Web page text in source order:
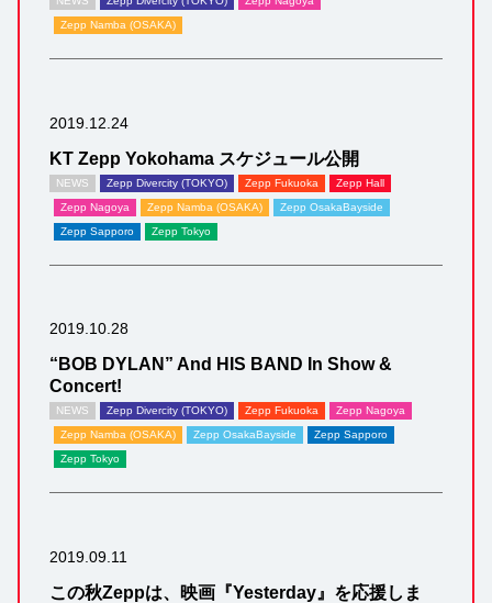
Zepp Namba (OSAKA)
2019.12.24
NEWS Zepp Divercity (TOKYO) Zepp Fukuoka
Zepp Hall
Zepp Nagoya
Zepp Namba (OSAKA)
Zepp OsakaBayside
Zepp Sapporo
Zepp Tokyo
KT Zepp Yokohama スケジュール公開
2019.10.28
NEWS Zepp Divercity (TOKYO) Zepp Fukuoka
Zepp Nagoya
Zepp Namba (OSAKA)
Zepp OsakaBayside
Zepp Sapporo
Zepp Tokyo
“BOB DYLAN” And HIS BAND In Show &
Concert!
2019.09.11
この秋Zeppは、映画『Yesterday』を応援しま